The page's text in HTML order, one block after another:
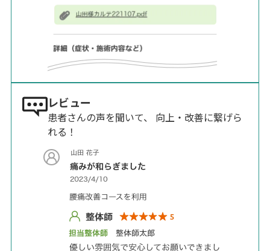
レビュー
患者さんの声を聞いて、 向上・改善に繋げら
れる！